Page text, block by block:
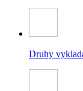
Druhy